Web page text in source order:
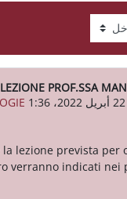
PROF.SSA
lezione prevista per
verranno indicati nei